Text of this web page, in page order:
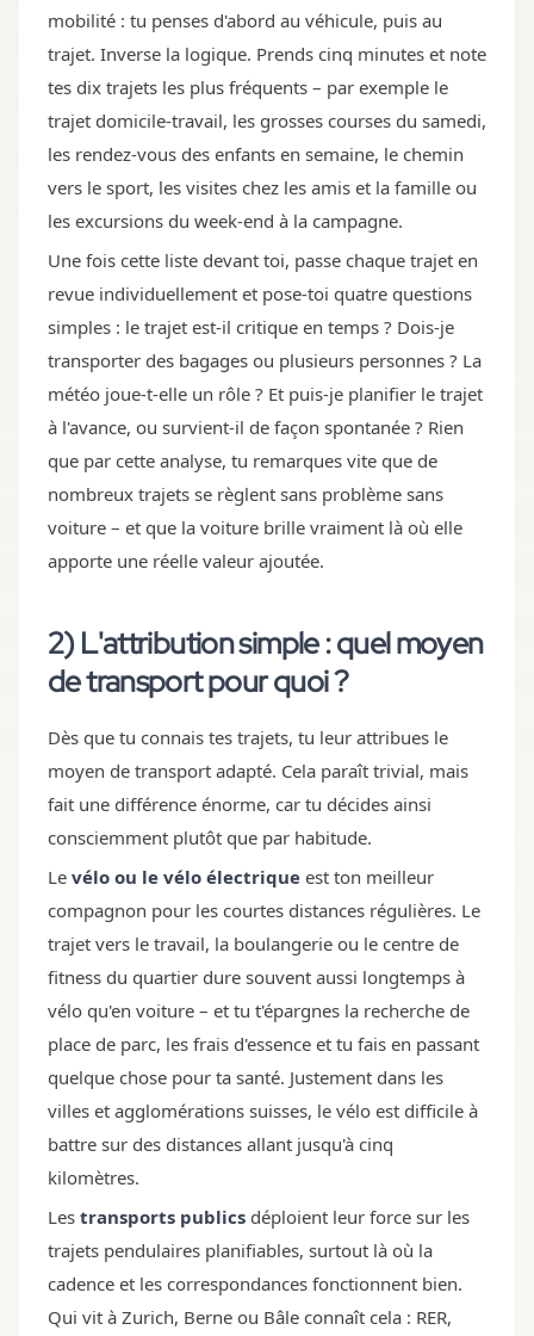
mobilité : tu penses d'abord au véhicule, puis au
trajet. Inverse la logique. Prends cinq minutes et note
tes dix trajets les plus fréquents – par exemple le
trajet domicile-travail, les grosses courses du samedi,
les rendez-vous des enfants en semaine, le chemin
vers le sport, les visites chez les amis et la famille ou
les excursions du week-end à la campagne.
Une fois cette liste devant toi, passe chaque trajet en
revue individuellement et pose-toi quatre questions
simples : le trajet est-il critique en temps ? Dois-je
transporter des bagages ou plusieurs personnes ? La
météo joue-t-elle un rôle ? Et puis-je planifier le trajet
à l'avance, ou survient-il de façon spontanée ? Rien
que par cette analyse, tu remarques vite que de
nombreux trajets se règlent sans problème sans
voiture – et que la voiture brille vraiment là où elle
apporte une réelle valeur ajoutée.
2) L'attribution simple : quel moyen
de transport pour quoi ?
Dès que tu connais tes trajets, tu leur attribues le
moyen de transport adapté. Cela paraît trivial, mais
fait une différence énorme, car tu décides ainsi
consciemment plutôt que par habitude.
Le vélo ou le vélo électrique est ton meilleur
compagnon pour les courtes distances régulières. Le
trajet vers le travail, la boulangerie ou le centre de
fitness du quartier dure souvent aussi longtemps à
vélo qu'en voiture – et tu t'épargnes la recherche de
place de parc, les frais d'essence et tu fais en passant
quelque chose pour ta santé. Justement dans les
villes et agglomérations suisses, le vélo est difficile à
battre sur des distances allant jusqu'à cinq
kilomètres.
Les transports publics déploient leur force sur les
trajets pendulaires planifiables, surtout là où la
cadence et les correspondances fonctionnent bien.
Qui vit à Zurich, Berne ou Bâle connaît cela : RER,